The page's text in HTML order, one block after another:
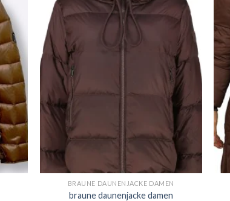
BRAUNE DAUNENJACKE DAMEN
braune daunenjacke damen